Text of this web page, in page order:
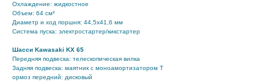
Охлаждение: жидкостное
Объем: 64 см³
Диаметр и ход поршня: 44,5x41,6 мм
Система пуска: электростартер/кикстартер
Шасси Kawasaki KX 65
Передняя подвеска: телескопическая вилка
Задняя подвеска: маятник с моноамортизатором Т
ормоз передний: дисковый